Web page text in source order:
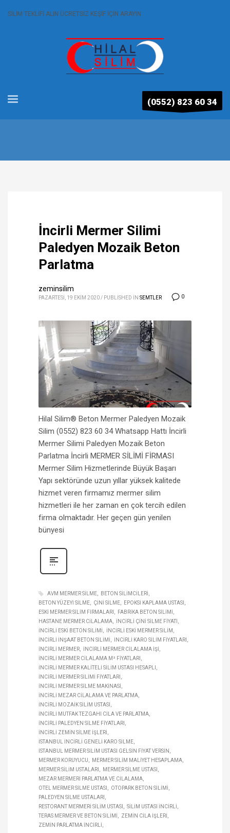
SİLİM TEKLİFİ ALIN ÜCRETSİZ KEŞİF İÇİN ARAYIN
(0552) 823 60 34
İncirli Mermer Silimi
Paledyen Mozaik Beton
Parlatma
0
zeminsilim
PAZARTESI, 19 EKIM 2020 / PUBLISHED IN SEMTLER
Hilal Silim® Beton Mermer Paledyen Mozaik
Silim (0552) 823 60 34 Whatsapp Hattı İncirli
Mermer Silimi Paledyen Mozaik Beton
Parlatma İncirli MERMER SİLİMİ FİRMASI
Mermer Silim Hizmetlerinde Büyük Başarı
Yapı sektöründe uzun yıllar yüksek kalitede
hizmet veren firmamız mermer silim
hizmetleri ile her zaman en çok tercih edilen
firma olmaktadır. Her geçen gün yenilen
bünyesi
AVM MERMER SILME
BETON SILIMCILERI
BETON YÜZEYI SILME
ÇINI SILME
EPOKSI KAPLAMA USTASI
ESKI MERMER SILIM FIRMALARI
FABRIKA BETON SILIMI
HASTANE MERMER CILALAMA
İNCIRLI ÇINI SILME FIYATI
İNCIRLI ESKI BETON SILIMI
İNCIRLI ESKI MERMER SILIM
İNCIRLI INŞAAT BETON SILIMI
İNCIRLI KARO SILIM FIYATLARI
İNCIRLI MERMER
İNCIRLI MERMER CILALAMA IŞI
İNCIRLI MERMER CILALAMA M² FIYATLARI
İNCIRLI MERMER KALITELI SILIM USTASI HESAPLI
İNCIRLI MERMER SILIMI FIYATLARI
İNCIRLI MERMER SILME MAKINASI
İNCIRLI MEZAR CILALAMA VE PARLATMA
İNCIRLI MOZAIK SILIM USTASI
İNCIRLI MUTFAK TEZGAHI CILA VE PARLATMA
İNCIRLI PALEDYEN SILME FIYATLARI
İNCIRLI ZEMIN SILME IŞLERI
İSTANBUL İNCIRLI GENELI KARO SILME
İSTANBUL MERMER SILIM USTASI GELSIN FIYAT VERSIN
MERMER KORUYUCU
MERMER SILIM MALIYET HESAPLAMA
MERMER SILIM USTALARI
MERMER SILME USTASI
MEZAR MERMERI PARLATMA VE CILALAMA
OTEL MERMER SILME USTASI
OTOPARK BETON SILIMI
PALEDYEN SILME USTALARI
RESTORANT MERMERI SILIM USTASI
SILIM USTASI İNCIRLI
TERAS MERMER VE BETON SILIMI
ZEMIN CILA IŞLERI
ZEMIN PARLATMA İNCIRLI